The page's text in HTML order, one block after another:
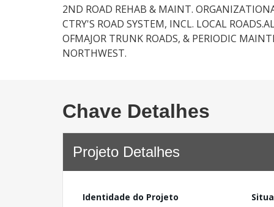
2ND ROAD REHAB & MAINT.
CTRY'S ROAD SYSTEM, INCL. LOCAL
OFMAJOR TRUNK ROADS, & PERIODIC
NORTHWEST.
Chave Detalhes
Projeto Detalhes
Identidade do Projeto